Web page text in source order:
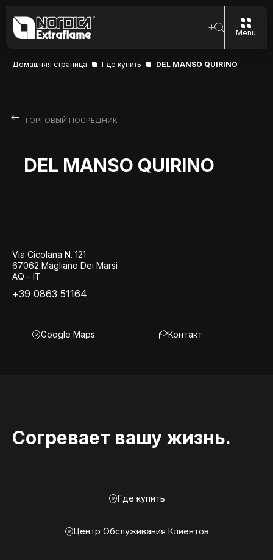
Menu
Домашняя страница Где купить DEL MANSO QUIRINO
ТОРГОВЫЙ ПОСРЕДНИК
DEL MANSO QUIRINO
Via Cicolana N. 121
67062 Magliano Dei Marsi
AQ - IT
+39 0863 51164
Google Maps Контакт
Согревает вашу жизнь.
Где купить
Центр Обслуживания Клиентов